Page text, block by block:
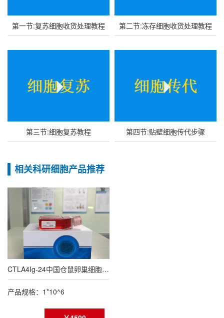
第一节:复苏细胞收货处理教程 第二节:冻存细胞收货处理教程
第三节:细胞复苏教程 第四节:贴壁细胞传代步骤
相关科研细胞产品推荐
CTLA4Ig-24中国仓鼠卵巢细胞（种属鉴定报告）
产品规格：1*10^6